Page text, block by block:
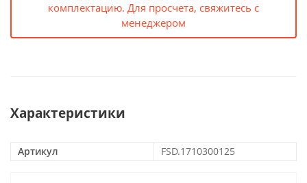
комплектацию. Для просчета, свяжитесь с
менеджером
Характеристики
Артикул FSD.1710300125